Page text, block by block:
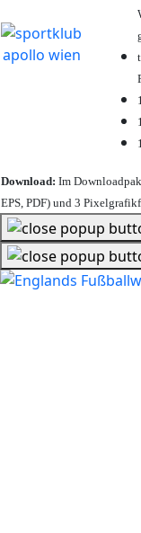
Download: Im
EPS, PDF) und 3